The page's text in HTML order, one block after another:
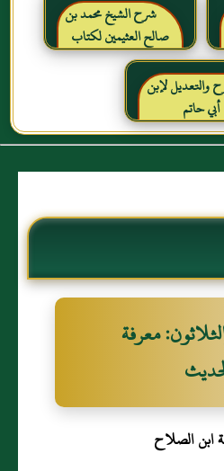
شرح الشيخ محمد بن
صالح العثيمين لكتاب
رياض الصالحين للإمام
النووي رحمهم الله تعالىوالتعديل لإبن
أبي حاتم
‏معرفة
ابن الصلاح